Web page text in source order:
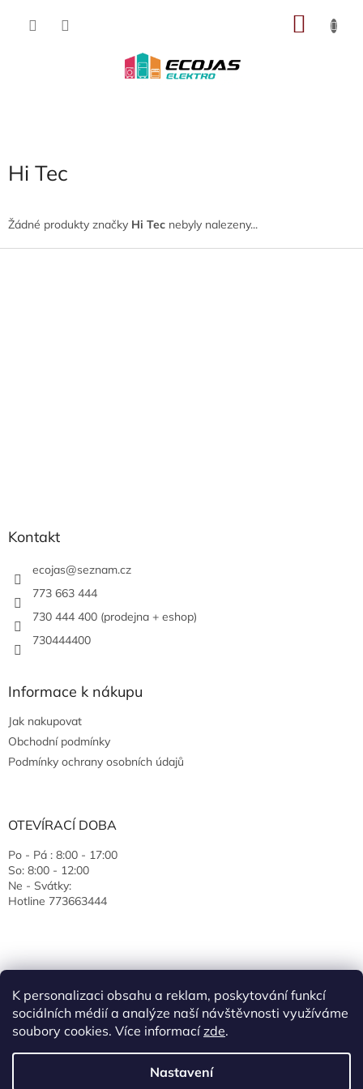
K personalizaci obsahu a reklam, poskytování funkcí
sociálních médií a analýze naší návštěvnosti využíváme
soubory cookies. Více informacízde.
Nastavení
Hi Tec
Žádné produkty značky Hi Tec nebyly nalezeny...
Kontakt
ecojas@seznam.cz
773 663 444
730 444 400 (prodejna + eshop)
730444400
Informace k nákupu
Jak nakupovat
Obchodní podmínky
Podmínky ochrany osobních údajů
OTEVÍRACÍ DOBA
Po - Pá : 8:00 - 17:00
So: 8:00 - 12:00
Ne - Svátky:
Hotline 773663444